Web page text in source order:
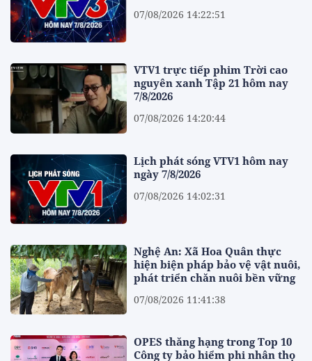
07/08/2026 14:22:51
VTV1 trực tiếp phim Trời cao
nguyên xanh Tập 21 hôm nay
7/8/2026
07/08/2026 14:20:44
Lịch phát sóng VTV1 hôm nay
ngày 7/8/2026
07/08/2026 14:02:31
Nghệ An: Xã Hoa Quân thực
hiện biện pháp bảo vệ vật nuôi,
phát triển chăn nuôi bền vững
07/08/2026 11:41:38
OPES thăng hạng trong Top 10
Công ty bảo hiểm phi nhân thọ